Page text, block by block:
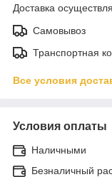
Доставка
Самовывоз
Транспортная
Все условия
Условия оплаты
Наличными
Безналичный